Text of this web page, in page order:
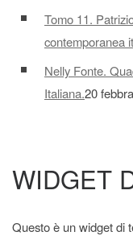
Tomo 11.
contemporanea
Nelly Fonte.
Italiana.20
WIDGET
Questo è un widget di